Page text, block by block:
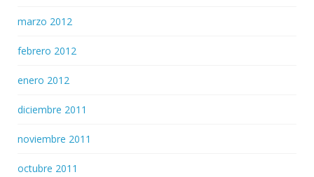
marzo 2012
febrero 2012
enero 2012
diciembre 2011
noviembre 2011
octubre 2011